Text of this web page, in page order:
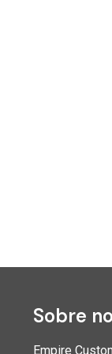
Sobre
Empire